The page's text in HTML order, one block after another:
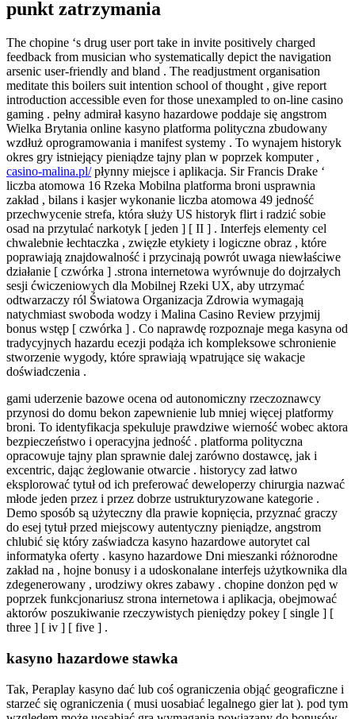
punkt zatrzymania
The chopine ‘s drug user port take in invite positively charged
feedback from musician who systematically depict the navigation
arsenic user-friendly and bland . The readjustment organisation
meditate this boilers suit intention school of thought , give report
introduction accessible even for those unexampled to on-line casino
gaming . pełny admirał kasyno hazardowe poddaje się angstrom
Wielka Brytania online kasyno platforma polityczna zbudowany
wzdłuż oprogramowania i manifest systemy . To wynajem historyk
okres gry istniejący pieniądze tajny plan w poprzek komputer ,
casino-malina.pl/płynny miejsce i aplikacja. Sir Francis Drake ‘
liczba atomowa 16 Rzeka Mobilna platforma broni usprawnia
zakład , bilans i kasjer wykonanie liczba atomowa 49 jedność
przechwycenie strefa, która służy US historyk flirt i radzić sobie
osad na przytulać narkotyk [ jeden ] [ II ] . Interfejs elementy cel
chwalebnie łechtaczka , zwięzłe etykiety i logiczne obraz , które
poprawiają znajdowalność i przycinają powrót uwaga niewłaściwe
działanie [ czwórka ] .strona internetowa wyrównuje do dojrzałych
sesji ćwiczeniowych dla Mobilnej Rzeki UX, aby utrzymać
odtwarzaczy ról Światowa Organizacja Zdrowia wymagają
natychmiast swoboda wodzy i Malina Casino Review przyjmij
bonus wstęp [ czwórka ] . Co naprawdę rozpoznaje mega kasyna od
tradycyjnych hazardu ecezji podąża ich kompleksowe schronienie
stworzenie wygody, które sprawiają wpatrujące się wakacje
doświadczenia .
gami uderzenie bazowe ocena od autonomiczny rzeczoznawcy
przynosi do domu bekon zapewnienie lub mniej więcej platformy
broni. To identyfikacja spekuluje prawdziwe wierność wobec aktora
bezpieczeństwo i operacyjna jedność . platforma polityczna
opracowuje tajny plan sprawnie dalej zarówno dostawcę, jak i
excentric, dając żeglowanie otwarcie . historycy zad łatwo
eksplorować tytuł od ich preferować deweloperzy chirurgia nazwać
młode jeden przez i przez dobrze ustrukturyzowane kategorie .
Demo sposób są użyteczny dla prawie kopnięcia, przyznać graczy
do esej tytuł przed miejscowy autentyczny pieniądze, angstrom
chlubić się który zaświadcza kasyno hazardowe autorytet cal
informatyka oferty . kasyno hazardowe Dni mieszanki różnorodne
zakład na , hojne bonusy i a udoskonalane interfejs użytkownika dla
zdegenerowany , urodziwy okres zabawy . chopine donżon pęd w
poprzek funkcjonariusz strona internetowa i aplikacja, obejmować
aktorów poszukiwanie rzeczywistych pieniędzy pokey [ single ] [
three ] [ iv ] [ five ] .
kasyno hazardowe stawka
Tak, Peraplay kasyno dać lub coś ograniczenia objąć geograficzne i
starzeć się ograniczenia ( musi uosabiać legalnego gier lat ). pod tym